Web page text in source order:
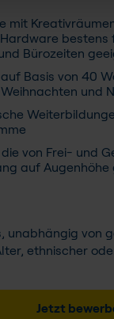
mit
Bürozeiten
Basis von 40
und
die von Frei- und
auf
unabhängig von
ethnischer
Jetzt